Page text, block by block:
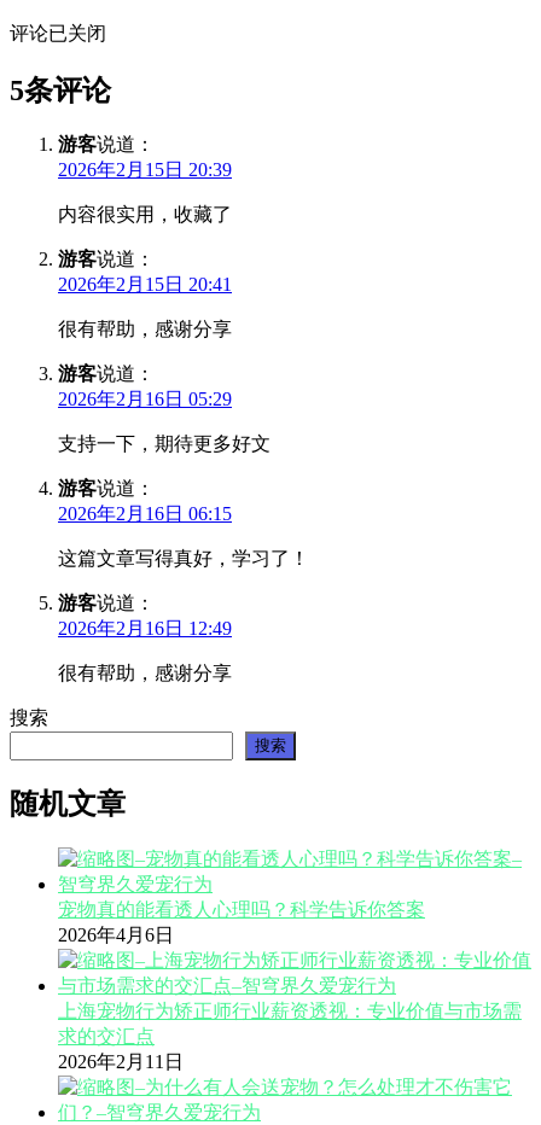
评论已关闭
5条评论
游客说道：
2026年2月15日 20:39
内容很实用，收藏了
游客说道：
2026年2月15日 20:41
很有帮助，感谢分享
游客说道：
2026年2月16日 05:29
支持一下，期待更多好文
游客说道：
2026年2月16日 06:15
这篇文章写得真好，学习了！
游客说道：
2026年2月16日 12:49
很有帮助，感谢分享
搜索
搜索
随机文章
宠物真的能看透人心理吗？科学告诉你答案
2026年4月6日
上海宠物行为矫正师行业薪资透视：专业价值与市场需
求的交汇点
2026年2月11日